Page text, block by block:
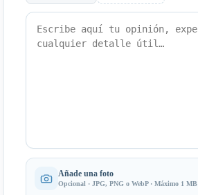
Añade una foto
Opcional · JPG, PNG o WebP · Máximo 1 MB